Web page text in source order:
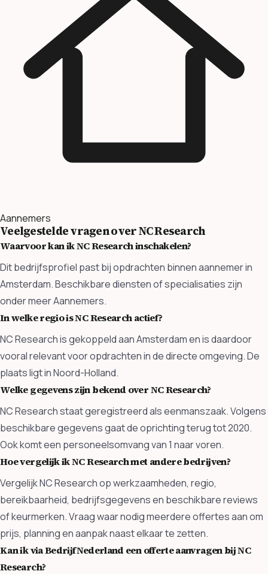
Aannemers
Veelgestelde vragen over NC Research
Waarvoor kan ik NC Research inschakelen?
Dit bedrijfsprofiel past bij opdrachten binnen aannemer in
Amsterdam. Beschikbare diensten of specialisaties zijn
onder meer Aannemers.
In welke regio is NC Research actief?
NC Research is gekoppeld aan Amsterdam en is daardoor
vooral relevant voor opdrachten in de directe omgeving. De
plaats ligt in Noord-Holland.
Welke gegevens zijn bekend over NC Research?
NC Research staat geregistreerd als eenmanszaak. Volgens
beschikbare gegevens gaat de oprichting terug tot 2020.
Ook komt een personeelsomvang van 1 naar voren.
Hoe vergelijk ik NC Research met andere bedrijven?
Vergelijk NC Research op werkzaamheden, regio,
bereikbaarheid, bedrijfsgegevens en beschikbare reviews
of keurmerken. Vraag waar nodig meerdere offertes aan om
prijs, planning en aanpak naast elkaar te zetten.
Kan ik via BedrijfNederland een offerte aanvragen bij NC
Research?